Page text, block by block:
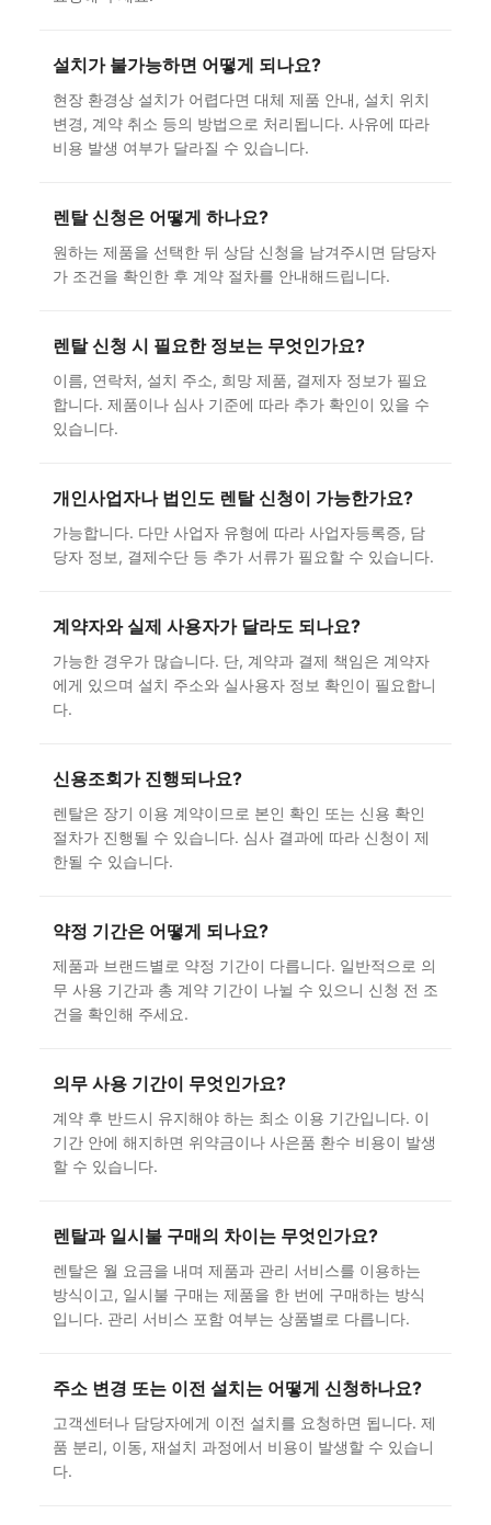
설치가 불가능하면 어떻게 되나요?
현장 환경상 설치가 어렵다면 대체 제품 안내, 설치 위치
변경, 계약 취소 등의 방법으로 처리됩니다. 사유에 따라
비용 발생 여부가 달라질 수 있습니다.
렌탈 신청은 어떻게 하나요?
원하는 제품을 선택한 뒤 상담 신청을 남겨주시면 담당자
가 조건을 확인한 후 계약 절차를 안내해드립니다.
렌탈 신청 시 필요한 정보는 무엇인가요?
이름, 연락처, 설치 주소, 희망 제품, 결제자 정보가 필요
합니다. 제품이나 심사 기준에 따라 추가 확인이 있을 수
있습니다.
개인사업자나 법인도 렌탈 신청이 가능한가요?
가능합니다. 다만 사업자 유형에 따라 사업자등록증, 담
당자 정보, 결제수단 등 추가 서류가 필요할 수 있습니다.
계약자와 실제 사용자가 달라도 되나요?
가능한 경우가 많습니다. 단, 계약과 결제 책임은 계약자
에게 있으며 설치 주소와 실사용자 정보 확인이 필요합니
다.
신용조회가 진행되나요?
렌탈은 장기 이용 계약이므로 본인 확인 또는 신용 확인
절차가 진행될 수 있습니다. 심사 결과에 따라 신청이 제
한될 수 있습니다.
약정 기간은 어떻게 되나요?
제품과 브랜드별로 약정 기간이 다릅니다. 일반적으로 의
무 사용 기간과 총 계약 기간이 나뉠 수 있으니 신청 전 조
건을 확인해 주세요.
의무 사용 기간이 무엇인가요?
계약 후 반드시 유지해야 하는 최소 이용 기간입니다. 이
기간 안에 해지하면 위약금이나 사은품 환수 비용이 발생
할 수 있습니다.
렌탈과 일시불 구매의 차이는 무엇인가요?
렌탈은 월 요금을 내며 제품과 관리 서비스를 이용하는
방식이고, 일시불 구매는 제품을 한 번에 구매하는 방식
입니다. 관리 서비스 포함 여부는 상품별로 다릅니다.
주소 변경 또는 이전 설치는 어떻게 신청하나요?
고객센터나 담당자에게 이전 설치를 요청하면 됩니다. 제
품 분리, 이동, 재설치 과정에서 비용이 발생할 수 있습니
다.